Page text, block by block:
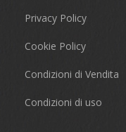
Privacy Policy
Cookie Policy
Condizioni di Vendita
Condizioni di uso